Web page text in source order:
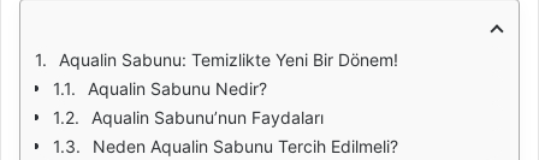
Aqualin Sabunu: Temizlikte Yeni Bir Dönem!
Aqualin Sabunu Nedir?
Aqualin Sabunu’nun Faydaları
Neden Aqualin Sabunu Tercih Edilmeli?